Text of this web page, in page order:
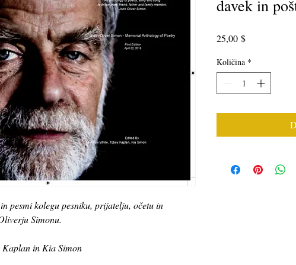
pesmi kolegu pesniku, prijatelju, očetu in
Simonu.
Kaplan in Kia Simon
davek in
25,00 $Price
Količina *